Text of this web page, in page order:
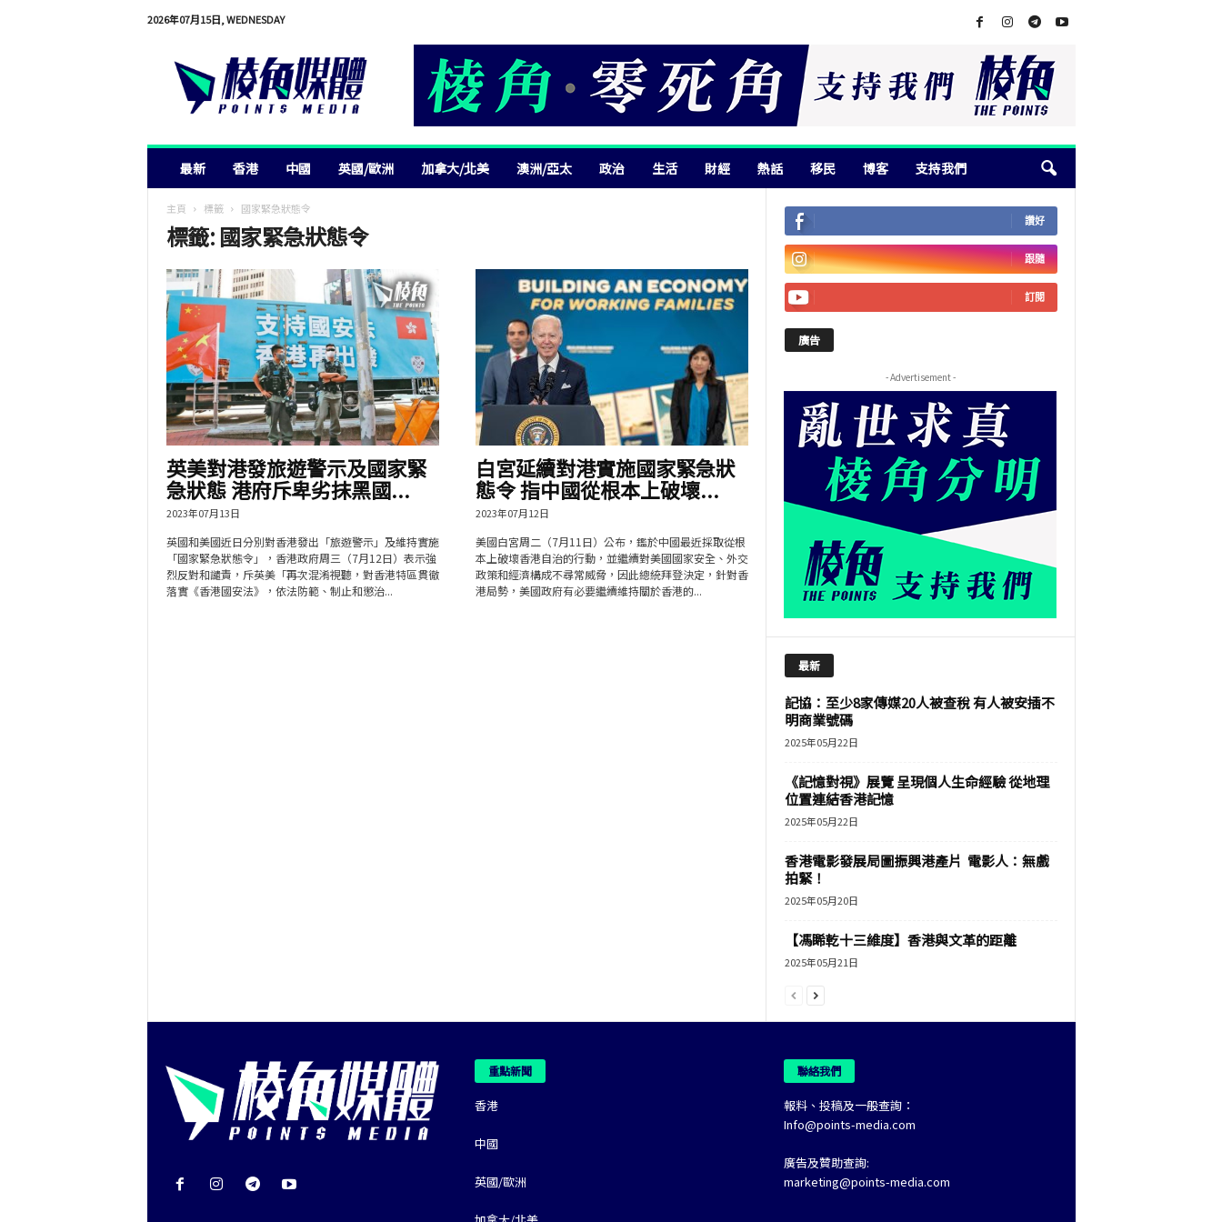
2026年07月15日, WEDNESDAY
最新 香港 中國 英國/歐洲 加拿大/北美 澳洲/亞太 政治 生活 財經 熱話 移民 博客 支持我們
主頁 標籤 國家緊急狀態令
標籤: 國家緊急狀態令
英美對港發旅遊警示及國家緊
急狀態 港府斥卑劣抹黑國...
2023年07月13日
英國和美國近日分別對香港發出「旅遊警示」及維持實施
「國家緊急狀態令」，香港政府周三（7月12日）表示強
烈反對和譴責，斥英美「再次混淆視聽，對香港特區貫徹
落實《香港國安法》，依法防範、制止和懲治...
白宮延續對港實施國家緊急狀
態令 指中國從根本上破壞...
2023年07月12日
美國白宮周二（7月11日）公布，鑑於中國最近採取從根
本上破壞香港自治的行動，並繼續對美國國家安全、外交
政策和經濟構成不尋常威脅，因此總統拜登決定，針對香
港局勢，美國政府有必要繼續維持關於香港的...
讚好
跟隨
訂閱
廣告
- Advertisement -
最新
記協：至少8家傳媒20人被查稅 有人被安插不
明商業號碼
2025年05月22日
《記憶對視》展覽 呈現個人生命經驗 從地理
位置連結香港記憶
2025年05月22日
香港電影發展局圖振興港產片 電影人：無戲
拍緊！
2025年05月20日
【馮睎乾十三維度】香港與文革的距離
2025年05月21日
重點新聞
香港
中國
英國/歐洲
聯絡我們
報料、投稿及一般查詢：
Info@points-media.com
廣告及贊助查詢:
marketing@points-media.com